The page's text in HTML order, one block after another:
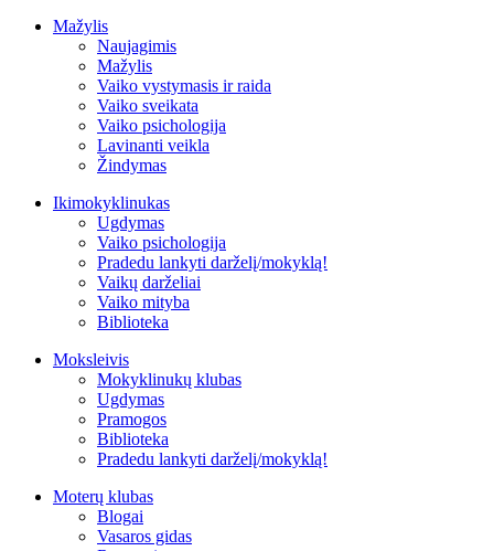
Mažylis
Naujagimis
Mažylis
Vaiko vystymasis ir raida
Vaiko sveikata
Vaiko psichologija
Lavinanti veikla
Žindymas
Ikimokyklinukas
Ugdymas
Vaiko psichologija
Pradedu lankyti darželį/mokyklą!
Vaikų darželiai
Vaiko mityba
Biblioteka
Moksleivis
Mokyklinukų klubas
Ugdymas
Pramogos
Biblioteka
Pradedu lankyti darželį/mokyklą!
Moterų klubas
Blogai
Vasaros gidas